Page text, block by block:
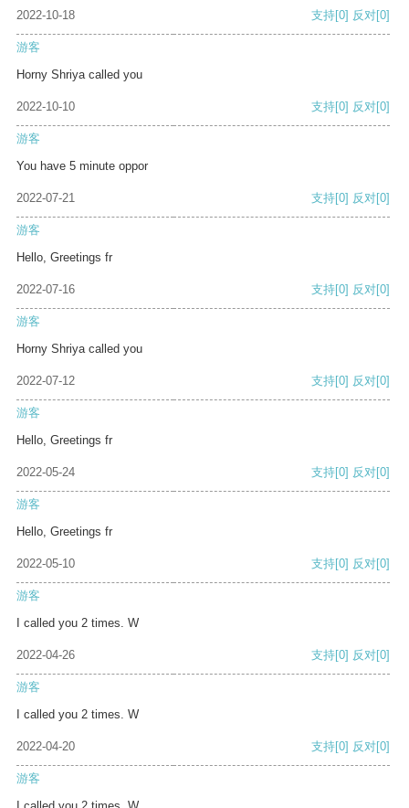
2022-10-18 支持[0] 反对[0]
游客
Horny Shriya called you
2022-10-10 支持[0] 反对[0]
游客
You have 5 minute oppor
2022-07-21 支持[0] 反对[0]
游客
Hello, Greetings fr
2022-07-16 支持[0] 反对[0]
游客
Horny Shriya called you
2022-07-12 支持[0] 反对[0]
游客
Hello, Greetings fr
2022-05-24 支持[0] 反对[0]
游客
Hello, Greetings fr
2022-05-10 支持[0] 反对[0]
游客
I called you 2 times. W
2022-04-26 支持[0] 反对[0]
游客
I called you 2 times. W
2022-04-20 支持[0] 反对[0]
游客